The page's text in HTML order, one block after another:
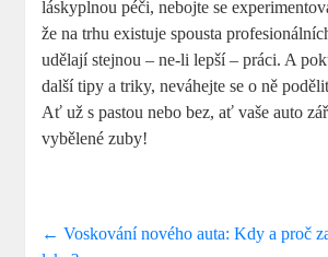
láskyplnou péči, nebojte se
že na trhu existuje spousta
udělají stejnou – ne-li lepší – práci. A
další tipy a triky, neváhejte se o ně
Ať už s pastou nebo bez, ať vaše auto
vybělené zuby!
← Voskování nového auta: Kdy a proč